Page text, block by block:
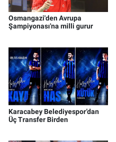
Osmangazi'den Avrupa
Şampiyonası'na milli gurur
Karacabey Belediyespor’dan
Üç Transfer Birden